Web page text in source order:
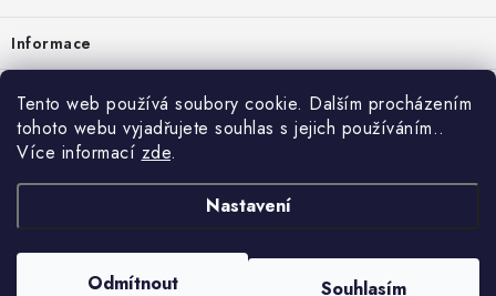
Tento web používá soubory cookie. Dalším procházením
tohoto webu vyjadřujete souhlas s jejich používáním..
Více informací zde.
Nastavení
Odmítnout Souhlasím
Informace
Prodejna
Rady a tipy
vzduchotechnika-ventilace. Všechna práva vyhrazena.